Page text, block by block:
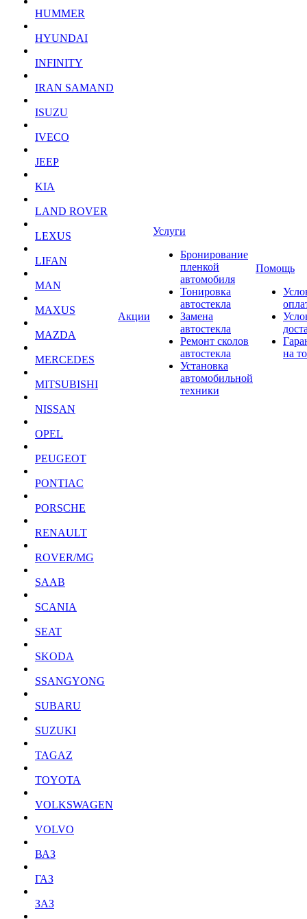
HUMMER
HYUNDAI
INFINITY
IRAN SAMAND
ISUZU
IVECO
JEEP
KIA
LAND ROVER
LEXUS
LIFAN
MAN
MAXUS
MAZDA
MERCEDES
MITSUBISHI
NISSAN
OPEL
PEUGEOT
PONTIAC
PORSCHE
RENAULT
ROVER/MG
SAAB
SCANIA
SEAT
SKODA
SSANGYONG
SUBARU
SUZUKI
TAGAZ
TOYOTA
VOLKSWAGEN
VOLVO
ВАЗ
ГАЗ
ЗАЗ
Акции
Услуги
Бронирование
пленкой
автомобиля
Тонировка
автостекла
Замена
автостекла
Ремонт сколов
автостекла
Установка
автомобильной
техники
Помощь
на